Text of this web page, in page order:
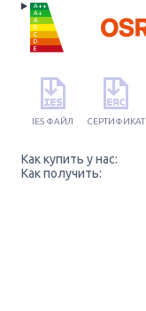
A++
A+
A
B
C
D
E
IES ФАЙЛ СЕРТИФИКАТ
Как купить у нас:
Как получить: